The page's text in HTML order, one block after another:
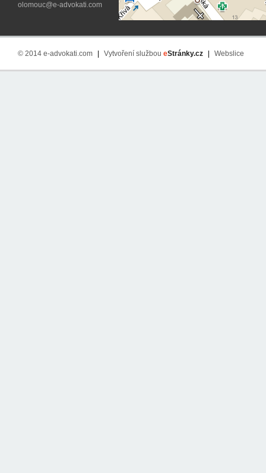
olomouc@e-advokati.com
© 2014 e-advokati.com Vytvoření službou eStránky.cz Webslice